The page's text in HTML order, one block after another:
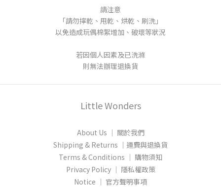
請注意
「請勿擰乾、甩乾、烘乾、刷洗」
以免造成玩偶棉絮增加、破壞等狀況
若因個人因素及已洗滌
則無法辦理退換貨
Little Wonders
About Us │ 關於我們
Shipping & Returns │運費與退換貨
Terms & Conditions │ 購物須知
Privacy Policy │ 隱私權政策
Notice │ 官方聲明事項